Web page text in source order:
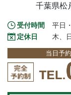
千葉県松
受付時間
平日
定休日
木、
当日予